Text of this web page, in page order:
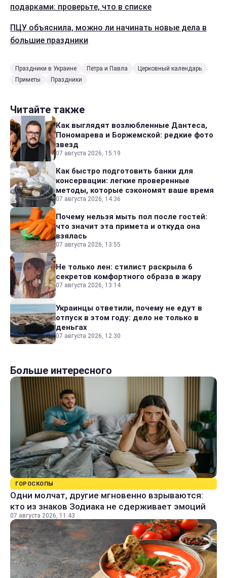
подарками: проверьте, что в списке
ПЦУ объяснила, можно ли начинать новые дела в
большие праздники
Праздники в Украине Петра и Павла
Церковный календарь
Приметы
Праздники
Читайте также
Как выглядят возлюбленные Дантеса,
Пономарева и Боржемской: редкие фото
звезд
07 августа 2026, 15:19
Как быстро подготовить банки для
консервации: легкие проверенные
методы, которые сэкономят ваше время
07 августа 2026, 14:36
Почему нельзя мыть пол после гостей:
что значит эта примета и откуда она
взялась
07 августа 2026, 13:55
Не только лен: стилист раскрыла 6
секретов комфортного образа в жару
07 августа 2026, 13:14
Украинцы ответили, почему не едут в
отпуск в этом году: дело не только в
деньгах
07 августа 2026, 12:30
Больше интересного
ГОРОСКОПЫ
Одни молчат, другие мгновенно взрываются:
кто из знаков Зодиака не сдерживает эмоций
07 августа 2026, 11:43